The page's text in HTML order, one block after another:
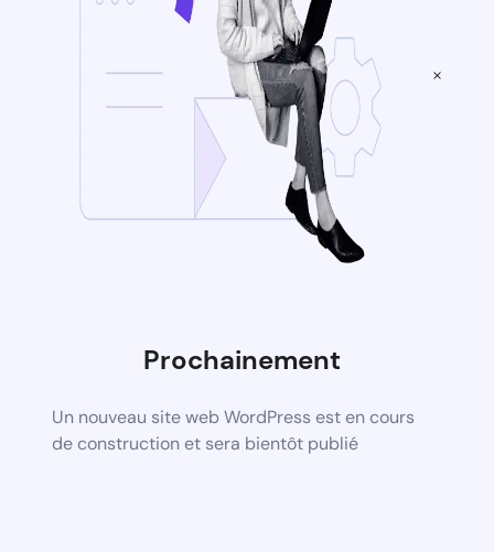
Prochainement
Un nouveau site web WordPress est en cours
de construction et sera bientôt publié
×